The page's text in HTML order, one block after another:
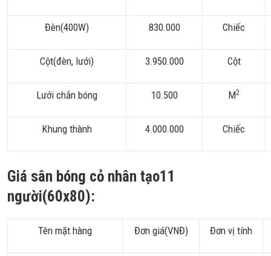
Đèn(400W) 830.000 Chiếc
Cột(đèn, lưới) 3.950.000 Cột
Lưới chắn bóng 10.500 M2
Khung thành 4.000.000 Chiếc
Giá sân bóng cỏ nhân tạo11
người(60x80):
Tên mặt hàng Đơn giá(VNĐ) Đơn vị tính